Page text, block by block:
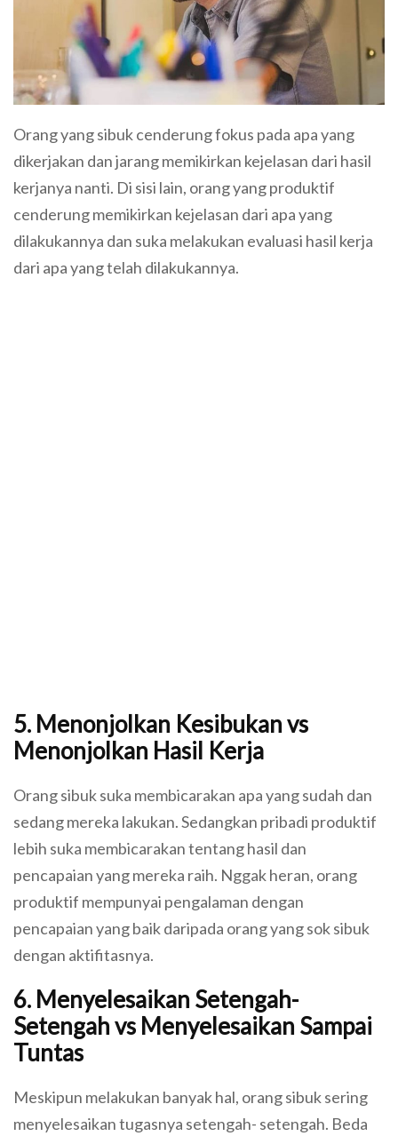
Orang yang sibuk cenderung fokus pada apa yang
dikerjakan dan jarang memikirkan kejelasan dari hasil
kerjanya nanti. Di sisi lain, orang yang produktif
cenderung memikirkan kejelasan dari apa yang
dilakukannya dan suka melakukan evaluasi hasil kerja
dari apa yang telah dilakukannya.
5. Menonjolkan Kesibukan vs
Menonjolkan Hasil Kerja
Orang sibuk suka membicarakan apa yang sudah dan
sedang mereka lakukan. Sedangkan pribadi produktif
lebih suka membicarakan tentang hasil dan
pencapaian yang mereka raih. Nggak heran, orang
produktif mempunyai pengalaman dengan
pencapaian yang baik daripada orang yang sok sibuk
dengan aktifitasnya.
6. Menyelesaikan Setengah-
Setengah vs Menyelesaikan Sampai
Tuntas
Meskipun melakukan banyak hal, orang sibuk sering
menyelesaikan tugasnya setengah- setengah. Beda